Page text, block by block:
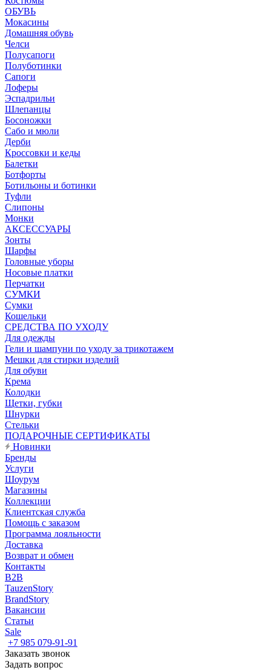
ОБУВЬ
Мокасины
Домашняя обувь
Челси
Полусапоги
Полуботинки
Сапоги
Лоферы
Эспадрильи
Шлепанцы
Босоножки
Сабо и мюли
Дерби
Кроссовки и кеды
Балетки
Ботфорты
Ботильоны и ботинки
Туфли
Слипоны
Монки
АКСЕССУАРЫ
Зонты
Шарфы
Головные уборы
Носовые платки
Перчатки
СУМКИ
Сумки
Кошельки
CРЕДСТВА ПО УХОДУ
Для одежды
Гели и шампуни по уходу за трикотажем
Мешки для стирки изделий
Для обуви
Крема
Колодки
Щетки, губки
Шнурки
Стельки
ПОДАРОЧНЫЕ СЕРТИФИКАТЫ
Новинки
Бренды
Услуги
Шоурум
Магазины
Коллекции
Клиентская служба
Помощь с заказом
Программа лояльности
Доставка
Возврат и обмен
Контакты
B2B
TauzenStory
BrandStory
Вакансии
Статьи
Sale
+7 985 079-91-91
Заказать звонок
Задать вопрос